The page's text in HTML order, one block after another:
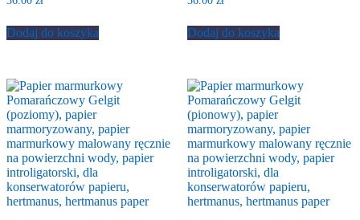
Dodaj do koszyka Dodaj do koszyka